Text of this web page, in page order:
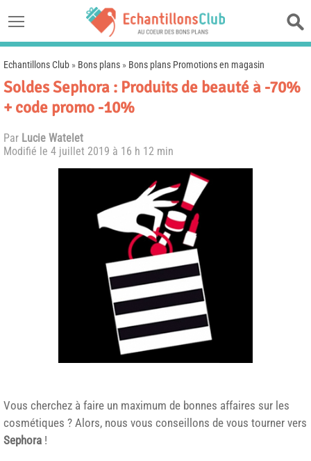
Echantillons Club » Bons plans » Bons plans Promotions en magasin
Soldes Sephora : Produits de beauté à -70%
+ code promo -10%
Par Lucie Watelet
Modifié le 4 juillet 2019 à 16 h 12 min
Vous cherchez à faire un maximum de bonnes affaires sur les
cosmétiques ? Alors, nous vous conseillons de vous tourner vers
Sephora !